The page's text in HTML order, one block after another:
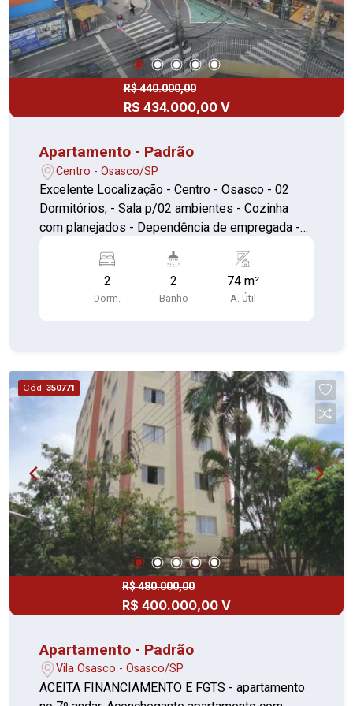
R$ 440.000,00
R$ 434.000,00 V
Apartamento - Padrão
Centro - Osasco/SP
Excelente Localização - Centro - Osasco - 02
Dormitórios, - Sala p/02 ambientes - Cozinha
com planejados - Dependência de empregada -
Condomínio c/ Salão de Festas e Churrasqueira
*** - NÃO TEM VAGA DE GARAGEM *** Aceita
permuta por casa ou apartamento com valor
contato. VISITA SOMENTE COM CORRETOR
2
Dorm.
2
Banho
74 m²
A. Útil
Cód. 350771
R$ 480.000,00
R$ 400.000,00 V
Apartamento - Padrão
Vila Osasco - Osasco/SP
ACEITA FINANCIAMENTO E FGTS - apartamento